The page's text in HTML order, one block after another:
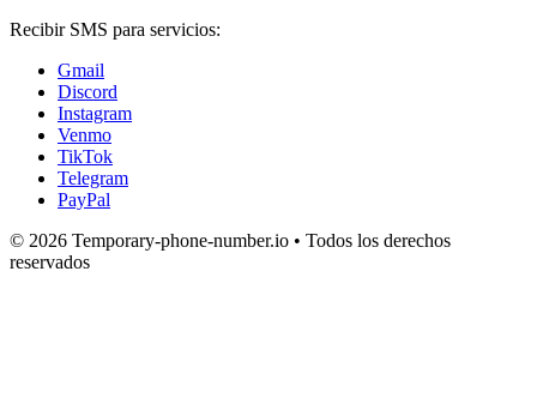
Recibir SMS para servicios:
Gmail
Discord
Instagram
Venmo
TikTok
Telegram
PayPal
© 2026 Temporary-phone-number.io • Todos los derechos
reservados